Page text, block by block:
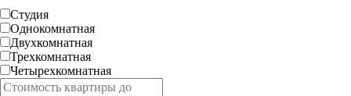
Студия
Однокомнатная
Двухкомнатная
Трехкомнатная
Четырехкомнатная